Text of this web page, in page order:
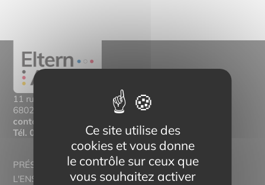
11 rue Mittlerweg,
68025 Colmar Cedex
contact@eltern-bilinguisme.org
Tél. 03 89 20 46 74
PRÉSENTATION
L'ENSEIGNEMENT BILINGUE
Ce site utilise des
cookies et vous donne
le contrôle sur ceux que
vous souhaitez activer